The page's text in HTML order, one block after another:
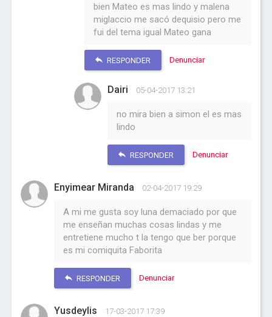
bien Mateo es mas lindo y malena
miglaccio me sacó dequisio pero me
fui del tema igual Mateo gana
RESPONDER Denunciar
Dairi 05-04-2017 13:21
no mira bien a simon el es mas
lindo
RESPONDER Denunciar
Enyimear Miranda 02-04-2017 19:29
A mi me gusta soy luna demaciado por que
me enseñan muchas cosas lindas y me
entretiene mucho t la tengo que ber porque
es mi comiquita Faborita
RESPONDER Denunciar
Yusdeylis 17-03-2017 17:39